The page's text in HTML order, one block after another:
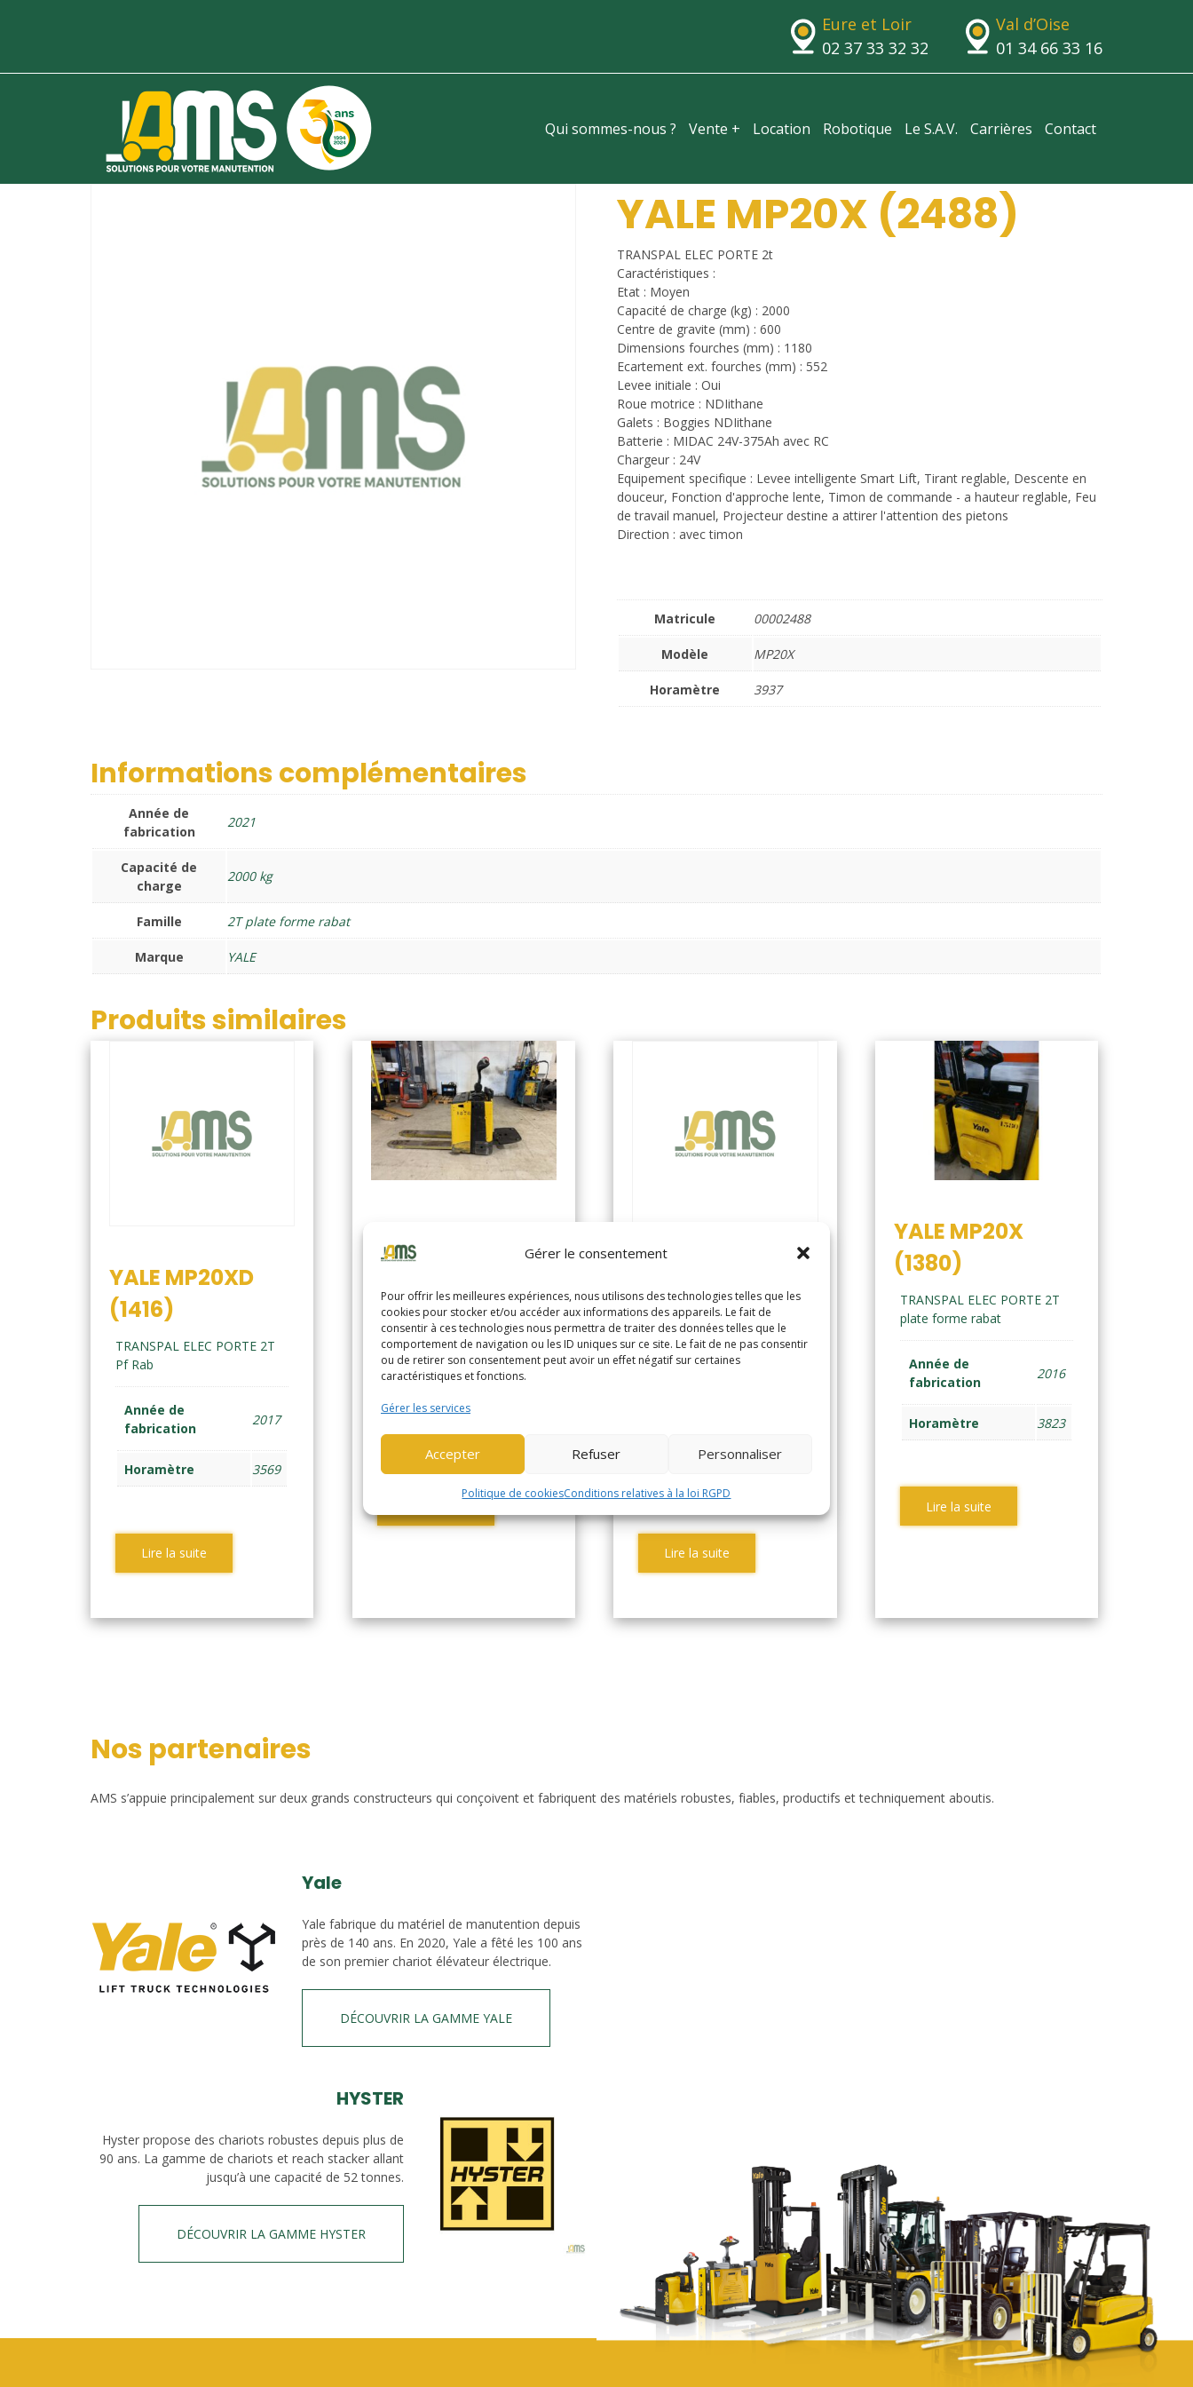
Gérer le consentement
Pour offrir les meilleures expériences, nous utilisons des technologies telles que les
cookies pour stocker et/ou accéder aux informations des appareils. Le fait de
consentir à ces technologies nous permettra de traiter des données telles que le
comportement de navigation ou les ID uniques sur ce site. Le fait de ne pas consentir
ou de retirer son consentement peut avoir un effet négatif sur certaines
caractéristiques et fonctions.
Gérer les services
Accepter Refuser Personnaliser
Politique de cookiesConditions relatives à la loi RGPD
Eure et Loir
02 37 33 32 32
Val d’Oise
01 34 66 33 16
Qui sommes-nous ? Vente + Location Robotique Le S.A.V. Carrières Contact
YALE MP20X (2488)
TRANSPAL ELEC PORTE 2t
Caractéristiques :
Etat : Moyen
Capacité de charge (kg) : 2000
Centre de gravite (mm) : 600
Dimensions fourches (mm) : 1180
Ecartement ext. fourches (mm) : 552
Levee initiale : Oui
Roue motrice : NDIithane
Galets : Boggies NDIithane
Batterie : MIDAC 24V-375Ah avec RC
Chargeur : 24V
Equipement specifique : Levee intelligente Smart Lift, Tirant reglable, Descente en
douceur, Fonction d'approche lente, Timon de commande - a hauteur reglable, Feu
de travail manuel, Projecteur destine a attirer l'attention des pietons
Direction : avec timon
Matricule 00002488
Modèle MP20X
Horamètre 3937
Informations complémentaires
Année de
fabrication
2021
Capacité de
charge
2000 kg
Famille 2T plate forme rabat
Marque YALE
Produits similaires
YALE MP20XD
(1416)
TRANSPAL ELEC PORTE 2T
Pf Rab
Année de
fabrication
2017
Horamètre 3569
Lire la suite
(1878)
TRANSPAL ELEC PORTE 2T
plate forme rabat
Année de
fabrication
2016
(1379)
TRANSPAL ELEC PORTE 2T
plate forme rabat
Lire la suite
YALE MP20X
(1380)
TRANSPAL ELEC PORTE 2T
plate forme rabat
Année de
fabrication
2016
Horamètre 3823
Lire la suite
Nos partenaires
AMS s’appuie principalement sur deux grands constructeurs qui conçoivent et fabriquent des matériels robustes, fiables, productifs et techniquement aboutis.
Yale
Yale fabrique du matériel de manutention depuis
près de 140 ans. En 2020, Yale a fêté les 100 ans
de son premier chariot élévateur électrique.
DÉCOUVRIR LA GAMME YALE
HYSTER
Hyster propose des chariots robustes depuis plus de
90 ans. La gamme de chariots et reach stacker allant
jusqu’à une capacité de 52 tonnes.
DÉCOUVRIR LA GAMME HYSTER